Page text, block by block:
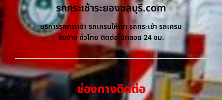
รถกระเช้าระยองชลบุรี.com
บริการรถกระเช้า รถเครนให้เช่า รถกระเช้า รถเครน
รับจ้าง ทั่วไทย ติดต่อได้ตลอด 24 ชม.
ช่องทางติดต่อ